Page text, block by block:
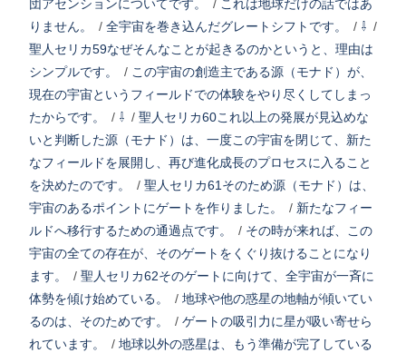
団アセンションについてです。 / これは地球だけの話ではあ
りません。
/ 全宇宙を巻き込んだグレートシフトです。 / ⇩ /
聖人セリカ59なぜそんなことが起きるのかというと、理由は
シンプルです。
/ この宇宙の創造主である源（モナド）が、
現在の宇宙というフィールドでの体験をやり尽くしてしまっ
たからです。
/ ⇩ / 聖人セリカ60これ以上の発展が見込めな
いと判断した源（モナド）は、一度この宇宙を閉じて、新た
なフィールドを展開し、再び進化成長のプロセスに入ること
を決めたのです。
/ 聖人セリカ61そのため源（モナド）は、
宇宙のあるポイントにゲートを作りました。
/ 新たなフィー
ルドへ移行するための通過点です。
/ その時が来れば、この
宇宙の全ての存在が、そのゲートをくぐり抜けることになり
ます。
/ 聖人セリカ62そのゲートに向けて、全宇宙が一斉に
体勢を傾け始めている。
/ 地球や他の惑星の地軸が傾いてい
るのは、そのためです。
/ ゲートの吸引力に星が吸い寄せら
れています。
/ 地球以外の惑星は、もう準備が完了している